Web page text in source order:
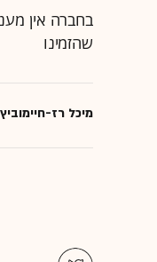
בחברה אין
שהזמינו
מיכל רז-